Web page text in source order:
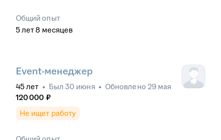
Общий опыт
5 лет 8 месяцев
Event-менеджер
45 лет • Был 30 июня • Обновлено 29 мая
120 000 ₽
Не ищет работу